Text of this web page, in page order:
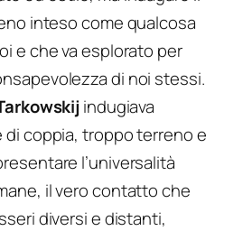
inteso come qualcosa
e che va esplorato per
di noi stessi.
indugiava
di coppia, troppo terreno e
l’universalità
il vero contatto che
diversi e distanti,